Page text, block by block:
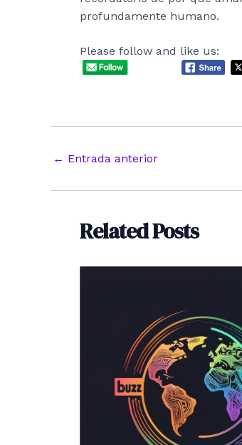
profundamente humano.
Please follow and like us:
Navegación
entradas
← Entrada anterior
Related Posts